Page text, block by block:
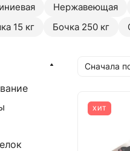
Нержавеющая
15 кг Бочка 250 кг
Сначала
ХИТ